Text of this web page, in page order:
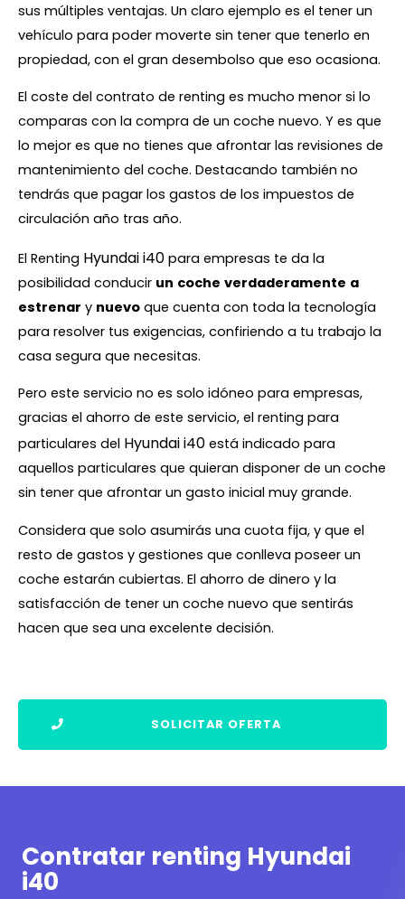
sus múltiples ventajas. Un claro ejemplo es el tener un
vehículo para poder moverte sin tener que tenerlo en
propiedad, con el gran desembolso que eso ocasiona.
El coste del contrato de renting es mucho menor si lo
comparas con la compra de un coche nuevo. Y es que
lo mejor es que no tienes que afrontar las revisiones de
mantenimiento del coche. Destacando también no
tendrás que pagar los gastos de los impuestos de
circulación año tras año.
El Renting Hyundai i40 para empresas te da la
posibilidad conducir un coche verdaderamente a
estrenar y nuevo que cuenta con toda la tecnología
para resolver tus exigencias, confiriendo a tu trabajo la
casa segura que necesitas.
Pero este servicio no es solo idóneo para empresas,
gracias el ahorro de este servicio, el renting para
particulares del Hyundai i40 está indicado para
aquellos particulares que quieran disponer de un coche
sin tener que afrontar un gasto inicial muy grande.
Considera que solo asumirás una cuota fija, y que el
resto de gastos y gestiones que conlleva poseer un
coche estarán cubiertas. El ahorro de dinero y la
satisfacción de tener un coche nuevo que sentirás
hacen que sea una excelente decisión.
SOLICITAR OFERTA
Contratar renting Hyundai
i40